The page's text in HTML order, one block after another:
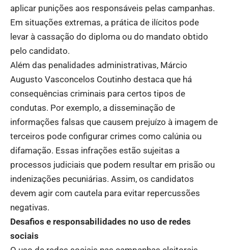
aplicar punições aos responsáveis pelas campanhas.
Em situações extremas, a prática de ilícitos pode
levar à cassação do diploma ou do mandato obtido
pelo candidato.
Além das penalidades administrativas, Márcio
Augusto Vasconcelos Coutinho destaca que há
consequências criminais para certos tipos de
condutas. Por exemplo, a disseminação de
informações falsas que causem prejuízo à imagem de
terceiros pode configurar crimes como calúnia ou
difamação. Essas infrações estão sujeitas a
processos judiciais que podem resultar em prisão ou
indenizações pecuniárias. Assim, os candidatos
devem agir com cautela para evitar repercussões
negativas.
Desafios e responsabilidades no uso de redes
sociais